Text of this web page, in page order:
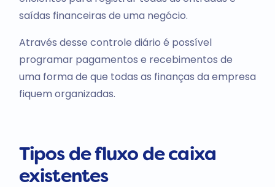
saídas financeiras de uma negócio.
Através desse controle diário é possível
programar pagamentos e recebimentos de
uma forma de que todas as finanças da empresa
fiquem organizadas.
Tipos de fluxo de caixa
existentes